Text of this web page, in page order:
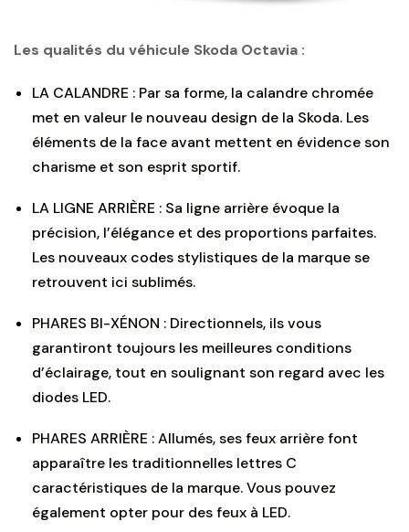
Les qualités du véhicule Skoda Octavia :
LA CALANDRE : Par sa forme, la calandre chromée
met en valeur le nouveau design de la Skoda. Les
éléments de la face avant mettent en évidence son
charisme et son esprit sportif.
LA LIGNE ARRIÈRE : Sa ligne arrière évoque la
précision, l’élégance et des proportions parfaites.
Les nouveaux codes stylistiques de la marque se
retrouvent ici sublimés.
PHARES BI-XÉNON : Directionnels, ils vous
garantiront toujours les meilleures conditions
d’éclairage, tout en soulignant son regard avec les
diodes LED.
PHARES ARRIÈRE : Allumés, ses feux arrière font
apparaître les traditionnelles lettres C
caractéristiques de la marque. Vous pouvez
également opter pour des feux à LED.